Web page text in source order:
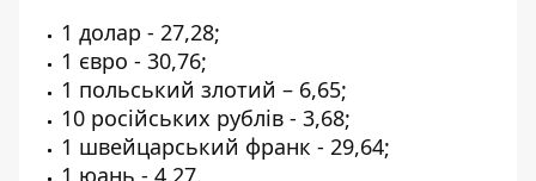
1 долар - 27,28;
1 євро - 30,76;
1 польський злотий – 6,65;
10 російських рублів - 3,68;
1 швейцарський франк - 29,64;
1 юань - 4,27.